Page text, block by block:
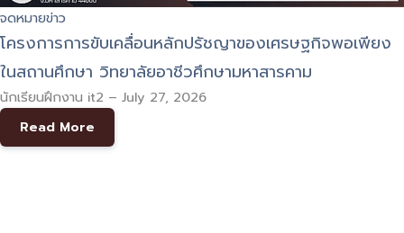
จดหมายข่าว
โครงการการขับเคลื่อนหลักปรัชญาของเศรษฐกิจพอเพียง
ในสถานศึกษา วิทยาลัยอาชีวศึกษามหาสารคาม
นักเรียนฝึกงาน it2 – July 27, 2026
Read More